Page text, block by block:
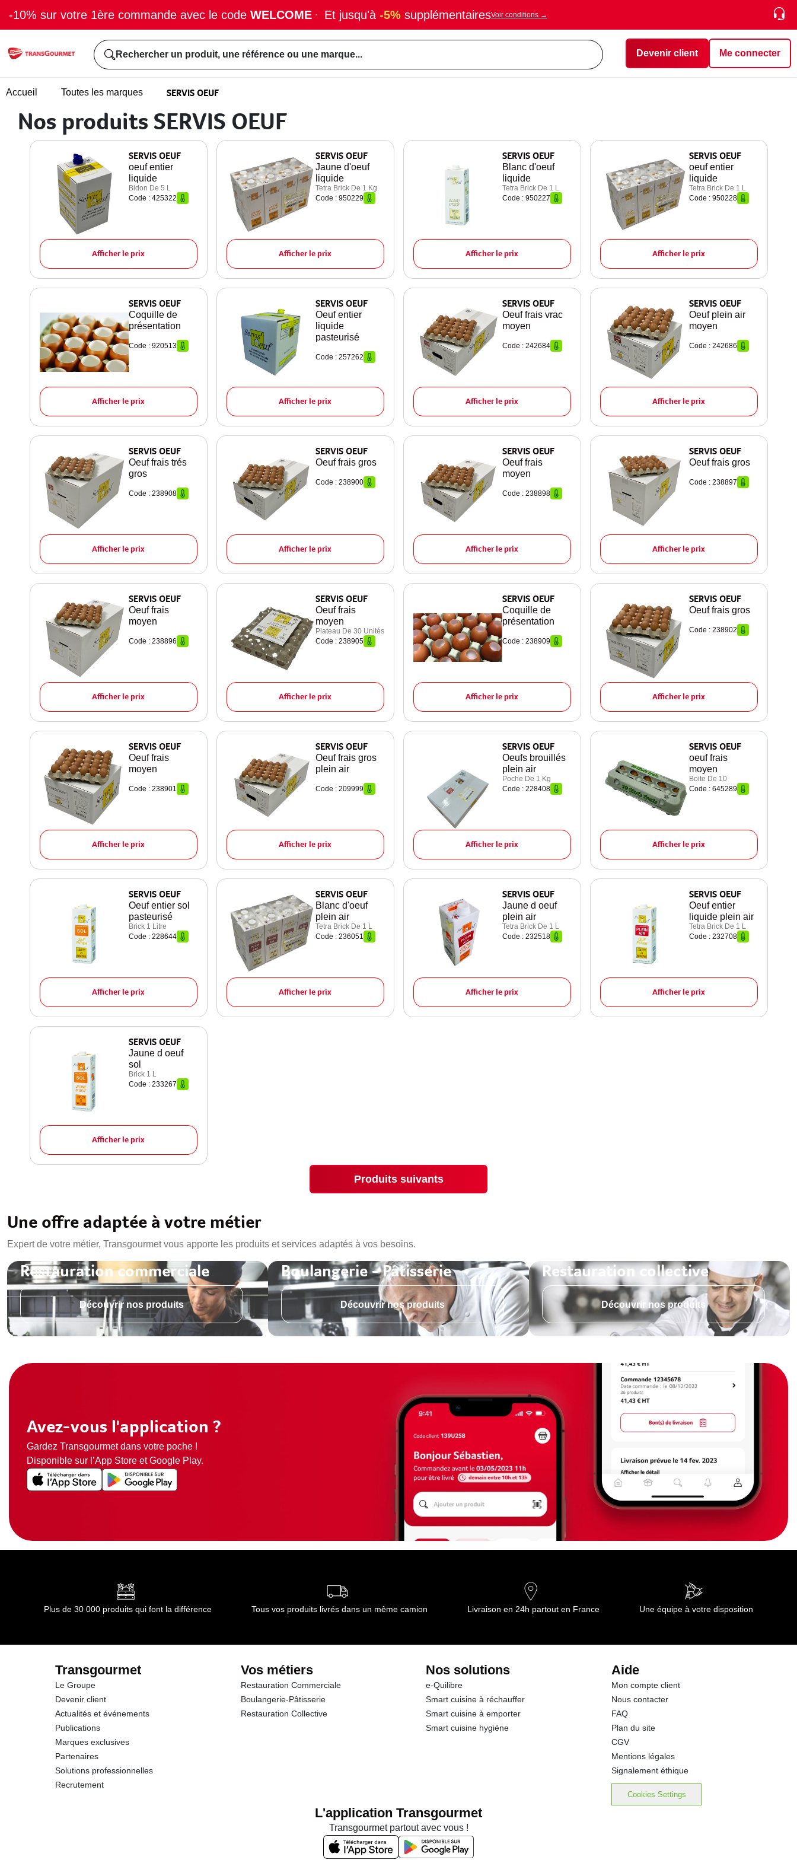
-10% sur votre 1ère commande avec le code WELCOME · Et jusqu'à -5% supplémentairesVoir conditions →
Rechercher un produit, une référence ou une marque... Devenir client Me connecter
Accueil Toutes les marques SERVIS OEUF
Nos produits SERVIS OEUF
SERVIS OEUF
oeuf entier
liquide
Bidon De 5 L
Code : 425322
Afficher le prix
SERVIS OEUF
Jaune d'oeuf
liquide
Tetra Brick De 1 Kg
Code : 950229
Afficher le prix
SERVIS OEUF
Blanc d'oeuf
liquide
Tetra Brick De 1 L
Code : 950227
Afficher le prix
SERVIS OEUF
oeuf entier
liquide
Tetra Brick De 1 L
Code : 950228
Afficher le prix
SERVIS OEUF
Coquille de
présentation
Code : 920513
Afficher le prix
SERVIS OEUF
Oeuf entier
liquide
pasteurisé
Code : 257262
Afficher le prix
SERVIS OEUF
Oeuf frais vrac
moyen
Code : 242684
Afficher le prix
SERVIS OEUF
Oeuf plein air
moyen
Code : 242686
Afficher le prix
SERVIS OEUF
Oeuf frais trés
gros
Code : 238908
Afficher le prix
SERVIS OEUF
Oeuf frais gros
Code : 238900
Afficher le prix
SERVIS OEUF
Oeuf frais
moyen
Code : 238898
Afficher le prix
SERVIS OEUF
Oeuf frais gros
Code : 238897
Afficher le prix
SERVIS OEUF
Oeuf frais
moyen
Code : 238896
Afficher le prix
SERVIS OEUF
Oeuf frais
moyen
Plateau De 30 Unités
Code : 238905
Afficher le prix
SERVIS OEUF
Coquille de
présentation
Code : 238909
Afficher le prix
SERVIS OEUF
Oeuf frais gros
Code : 238902
Afficher le prix
SERVIS OEUF
Oeuf frais
moyen
Code : 238901
Afficher le prix
SERVIS OEUF
Oeuf frais gros
plein air
Code : 209999
Afficher le prix
SERVIS OEUF
Oeufs brouillés
plein air
Poche De 1 Kg
Code : 228408
Afficher le prix
SERVIS OEUF
oeuf frais
moyen
Boite De 10
Code : 645289
Afficher le prix
SERVIS OEUF
Oeuf entier sol
pasteurisé
Brick 1 Litre
Code : 228644
Afficher le prix
SERVIS OEUF
Blanc d'oeuf
plein air
Tetra Brick De 1 L
Code : 236051
Afficher le prix
SERVIS OEUF
Jaune d oeuf
plein air
Tetra Brick De 1 L
Code : 232518
Afficher le prix
SERVIS OEUF
Oeuf entier
liquide plein air
Tetra Brick De 1 L
Code : 232708
Afficher le prix
SERVIS OEUF
Jaune d oeuf
sol
Brick 1 L
Code : 233267
Afficher le prix
Produits suivants
Une offre adaptée à votre métier
Expert de votre métier, Transgourmet vous apporte les produits et services adaptés à vos besoins.
Restauration commerciale
Découvrir nos produits
Boulangerie - Pâtisserie
Découvrir nos produits
Restauration collective
Découvrir nos produits
Avez-vous l'application ?
Gardez Transgourmet dans votre poche !
Disponible sur l’App Store et Google Play.
Plus de 30 000 produits qui font la différence Tous vos produits livrés dans un même camion Livraison en 24h partout en France Une équipe à votre disposition
Transgourmet
Le Groupe
Devenir client
Actualités et événements
Publications
Marques exclusives
Partenaires
Solutions professionnelles
Recrutement
Vos métiers
Restauration Commerciale
Boulangerie-Pâtisserie
Restauration Collective
Nos solutions
e-Quilibre
Smart cuisine à réchauffer
Smart cuisine à emporter
Smart cuisine hygiène
Aide
Mon compte client
Nous contacter
FAQ
Plan du site
CGV
Mentions légales
Signalement éthique
Cookies Settings
L'application Transgourmet
Transgourmet partout avec vous !